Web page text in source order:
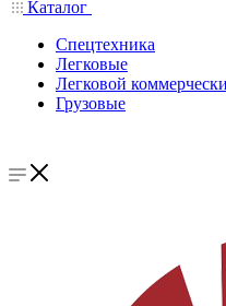
Каталог
Спецтехника
Легковые
Легковой
Грузовые